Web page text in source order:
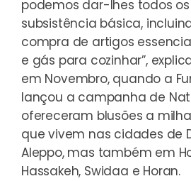
podemos dar-lhes todos
subsistência básica,
compra de artigos
e gás para cozinhar”,
em Novembro, quando a
lançou a campanha de
ofereceram blusões a
que vivem nas cidades de
Aleppo, mas também em
Hassakeh, Swidaa e Horan.